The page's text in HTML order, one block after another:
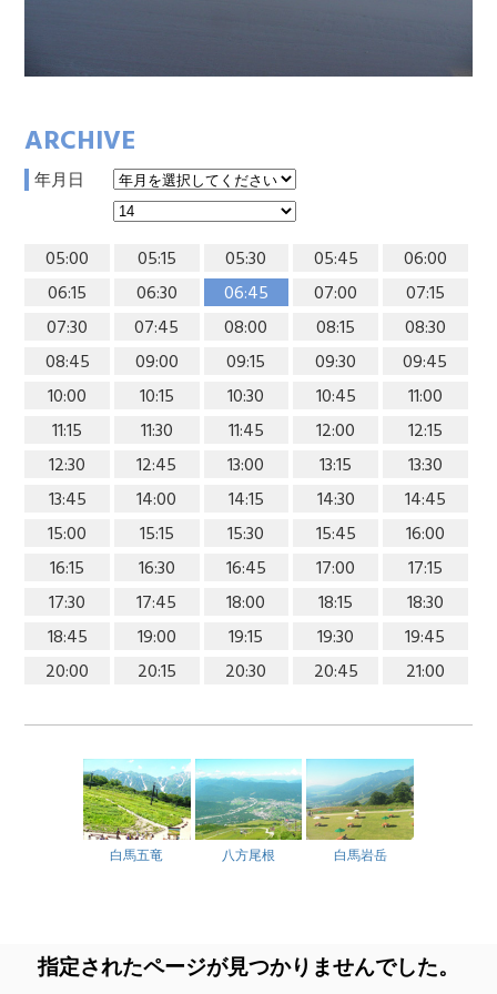
ARCHIVE
年月日
05:00 05:15 05:30 05:45
06:00
06:15
06:30 06:45 07:00
07:15
07:30
07:45 08:00 08:15
08:30
08:45
09:00 09:15 09:30
09:45
10:00
10:15 10:30 10:45
11:00
11:15
11:30 11:45 12:00
12:15
12:30
12:45 13:00 13:15
13:30
13:45
14:00 14:15 14:30
14:45
15:00
15:15 15:30 15:45
16:00
16:15
16:30 16:45 17:00
17:15
17:30
17:45 18:00 18:15
18:30
18:45
19:00 19:15 19:30
19:45
20:00
20:15 20:30 20:45 21:00
白馬五竜 八方尾根 白馬岩岳